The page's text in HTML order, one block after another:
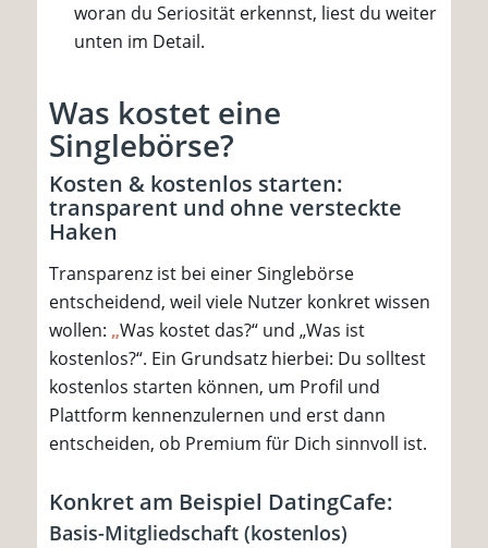
woran du Seriosität erkennst, liest du weiter
unten im Detail.
Was kostet eine
Singlebörse?
Kosten & kostenlos starten:
transparent und ohne versteckte
Haken
Transparenz ist bei einer Singlebörse
entscheidend, weil viele Nutzer konkret wissen
wollen: „Was kostet das?“ und „Was ist
kostenlos?“. Ein Grundsatz hierbei: Du solltest
kostenlos starten können, um Profil und
Plattform kennenzulernen und erst dann
entscheiden, ob Premium für Dich sinnvoll ist.
Konkret am Beispiel DatingCafe:
Basis-Mitgliedschaft (kostenlos)